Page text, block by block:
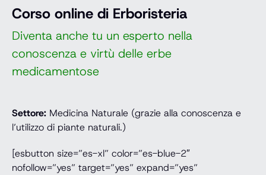
Corso online di Erboristeria
Diventa anche tu un esperto nella
conoscenza e virtù delle erbe
medicamentose
Settore: Medicina Naturale (grazie alla conoscenza e
l’utilizzo di piante naturali.)
[esbutton size=”es-xl” color=”es-blue-2″
nofollow=”yes” target=”yes” expand=”yes”